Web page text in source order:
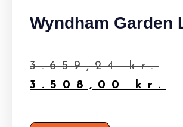
Wyndham Garden
3.659,24kr.
3.508,00 kr.